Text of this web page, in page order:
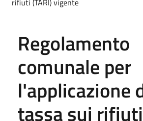
Regolamento
comunale per
l'applicazione
tassa sui